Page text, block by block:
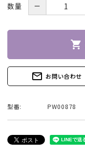
数量 －
shopping_cart
mail_outline お問い合わせ
型番: PW00878